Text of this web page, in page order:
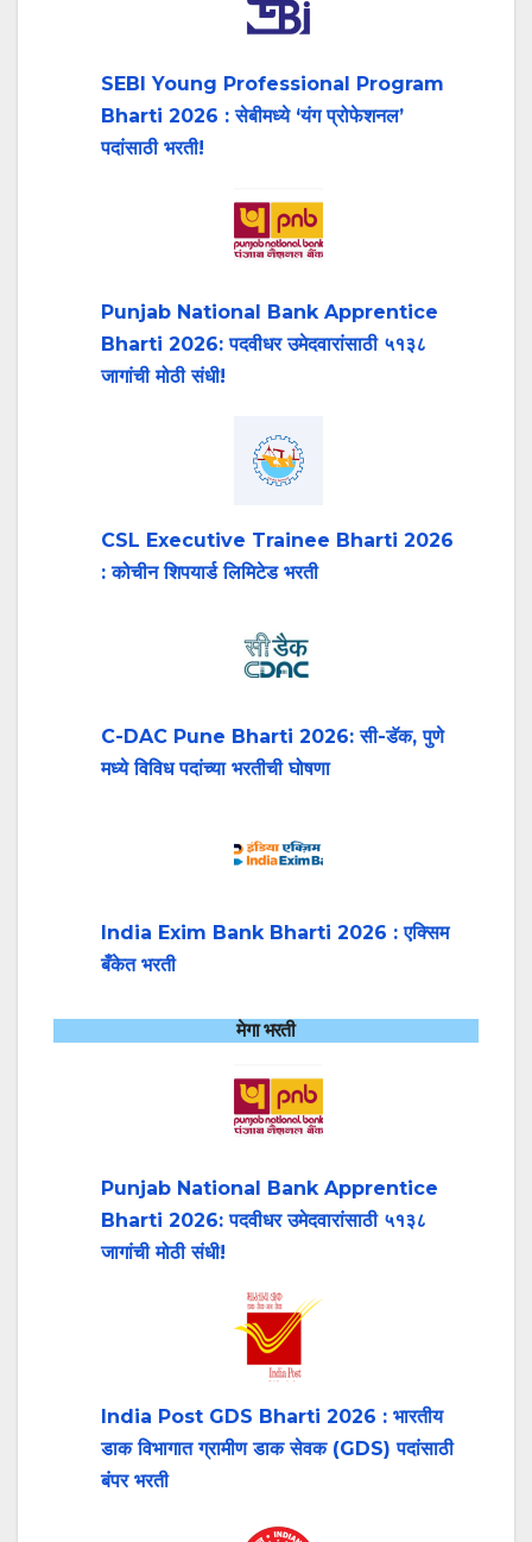
SEBI Young Professional Program
Bharti 2026 : सेबीमध्ये ‘यंग प्रोफेशनल’
पदांसाठी भरती!
Punjab National Bank Apprentice
Bharti 2026: पदवीधर उमेदवारांसाठी ५१३८
जागांची मोठी संधी!
CSL Executive Trainee Bharti 2026
: कोचीन शिपयार्ड लिमिटेड भरती
C-DAC Pune Bharti 2026: सी-डॅक, पुणे
मध्ये विविध पदांच्या भरतीची घोषणा
India Exim Bank Bharti 2026 : एक्सिम
बँकेत भरती
मेगा भरती
Punjab National Bank Apprentice
Bharti 2026: पदवीधर उमेदवारांसाठी ५१३८
जागांची मोठी संधी!
India Post GDS Bharti 2026 : भारतीय
डाक विभागात ग्रामीण डाक सेवक (GDS) पदांसाठी
बंपर भरती